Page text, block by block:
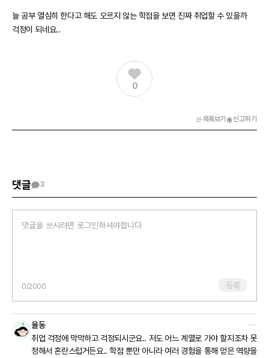
늘 공부 열심히 한다고 해도 오르지 않는 학점을 보면 진짜 취업할 수 있을까
걱정이 되네요..
0
목록보기 신고하기
댓글 3
0/2000 등록
율동
취업 걱정에 막막하고 걱정되시군요.. 저도 어느 계열로 가야 할지조차 못
정해서 혼란스럽거든요.. 학점 뿐만 아니라 여러 경험을 통해 얻은 역량을